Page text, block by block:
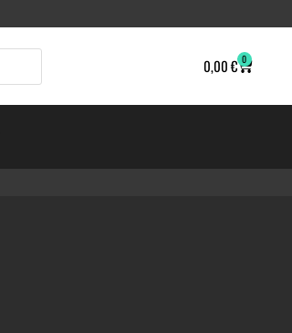
0,00€ 0